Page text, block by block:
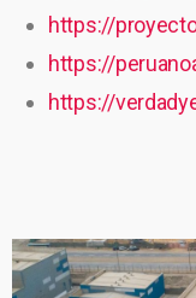
https://
https://
https://